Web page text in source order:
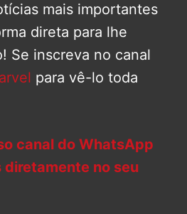
mais importantes
direta para lhe
Se inscreva no canal
para vê-lo toda
canal do WhatsApp
no seu